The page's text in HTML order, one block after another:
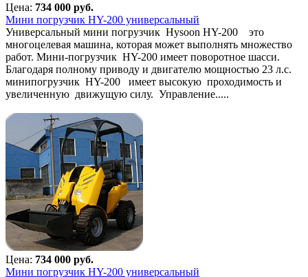
Цена: 734 000 руб.
Мини погрузчик HY-200 универсальный
Универсальный мини погрузчик Hysoon HY-200 это
многоцелевая машина, которая может выполнять множество
работ. Мини-погрузчик HY-200 имеет поворотное шасси.
Благодаря полному приводу и двигателю мощностью 23 л.с.
минипогрузчик HY-200 имеет высокую проходимость и
увеличенную движущую силу. Управление.....
Цена: 734 000 руб.
Мини погрузчик HY-200 универсальный